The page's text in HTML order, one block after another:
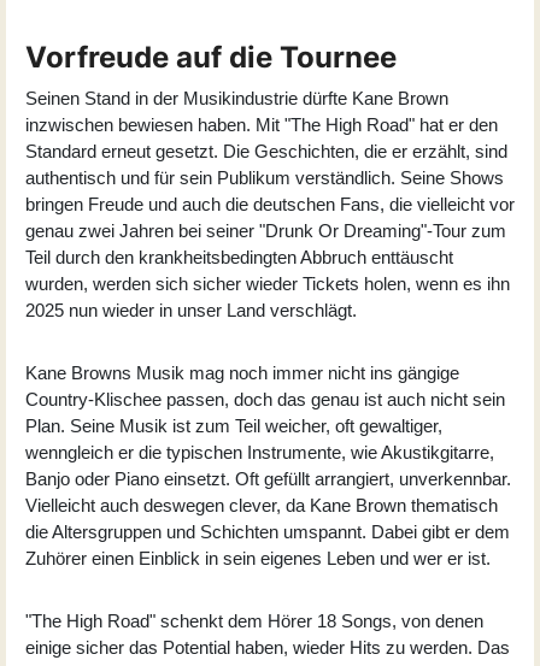
Vorfreude auf die Tournee
Seinen Stand in der Musikindustrie dürfte Kane Brown
inzwischen bewiesen haben. Mit "The High Road" hat er den
Standard erneut gesetzt. Die Geschichten, die er erzählt, sind
authentisch und für sein Publikum verständlich. Seine Shows
bringen Freude und auch die deutschen Fans, die vielleicht vor
genau zwei Jahren bei seiner "Drunk Or Dreaming"-Tour zum
Teil durch den krankheitsbedingten Abbruch enttäuscht
wurden, werden sich sicher wieder Tickets holen, wenn es ihn
2025 nun wieder in unser Land verschlägt.
Kane Browns Musik mag noch immer nicht ins gängige
Country-Klischee passen, doch das genau ist auch nicht sein
Plan. Seine Musik ist zum Teil weicher, oft gewaltiger,
wenngleich er die typischen Instrumente, wie Akustikgitarre,
Banjo oder Piano einsetzt. Oft gefüllt arrangiert, unverkennbar.
Vielleicht auch deswegen clever, da Kane Brown thematisch
die Altersgruppen und Schichten umspannt. Dabei gibt er dem
Zuhörer einen Einblick in sein eigenes Leben und wer er ist.
"The High Road" schenkt dem Hörer 18 Songs, von denen
einige sicher das Potential haben, wieder Hits zu werden. Das